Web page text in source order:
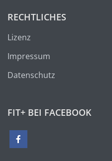
RECHTLICHES
Lizenz
Impressum
Datenschutz
FIT+ BEI FACEBOOK